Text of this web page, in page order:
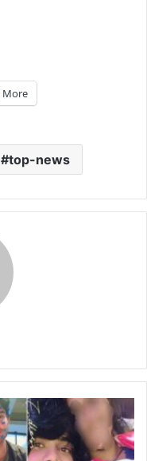
More
top-news